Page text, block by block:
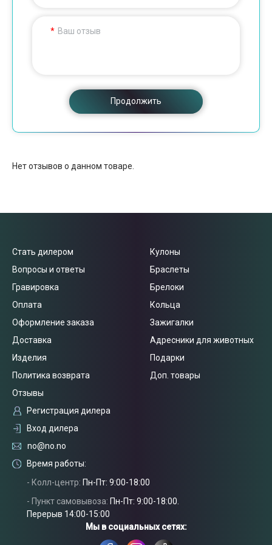
Ваш отзыв
Продолжить
Нет отзывов о данном товаре.
Стать дилером
Вопросы и ответы
Гравировка
Оплата
Оформление заказа
Доставка
Изделия
Политика возврата
Отзывы
Регистрация дилера
Вход дилера
Кулоны
Браслеты
Брелоки
Кольца
Зажигалки
Адресники для животных
Подарки
Доп. товары
no@no.no
Время работы:
- Колл-центр: Пн-Пт: 9:00-18:00
- Пункт самовывоза: Пн-Пт: 9:00-18:00.
Перерыв 14:00-15:00
Мы в социальных сетях: